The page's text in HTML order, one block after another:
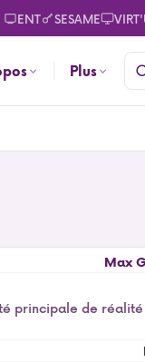
les
ENT SESAME
Plus
Max
principale de réalité